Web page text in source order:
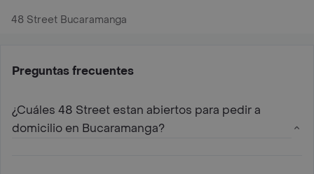
48 Street Bucaramanga
Preguntas frecuentes
¿Cuáles 48 Street estan abiertos para pedir a
domicilio en Bucaramanga?